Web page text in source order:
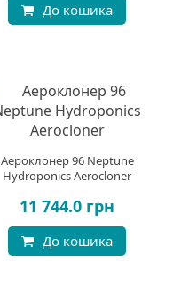
До кошика
Аероклонер 96 Neptune
Hydroponics Aerocloner
11 744.0 грн
До кошика